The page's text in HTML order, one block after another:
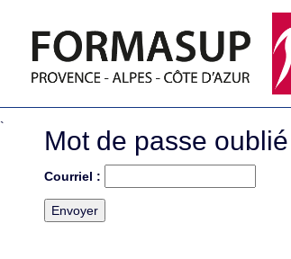
` Mot de passe oublié
Courriel :